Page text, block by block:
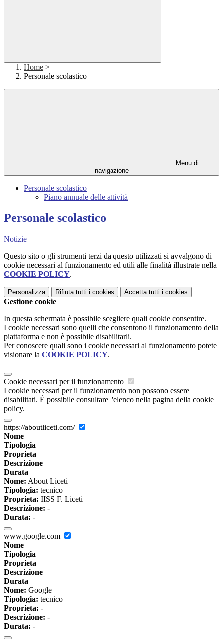
Home >
Personale scolastico
Menu di
navigazione
Personale scolastico
Piano annuale delle attività
Personale scolastico
Notizie
Questo sito o gli strumenti terzi da questo utilizzati si avvalgono di
cookie necessari al funzionamento ed utili alle finalità illustrate nella
COOKIE POLICY.
Personalizza Rifiuta tutti i cookies Accetta tutti i cookies
Gestione cookie
In questa schermata è possibile scegliere quali cookie consentire.
I cookie necessari sono quelli che consentono il funzionamento della
piattaforma e non è possibile disabilitarli.
Per conoscere quali sono i cookie necessari al funzionamento potete
visionare la COOKIE POLICY.
Cookie necessari per il funzionamento
I cookie necessari per il funzionamento non possono essere
disabilitati. È possibile consultare l'elenco nella pagina della cookie
policy.
https://aboutliceti.com/
Nome
Tipologia
Proprieta
Descrizione
Durata
Nome: About Liceti
Tipologia: tecnico
Proprieta: IISS F. Liceti
Descrizione: -
Durata: -
www.google.com
Nome
Tipologia
Proprieta
Descrizione
Durata
Nome: Google
Tipologia: tecnico
Proprieta: -
Descrizione: -
Durata: -